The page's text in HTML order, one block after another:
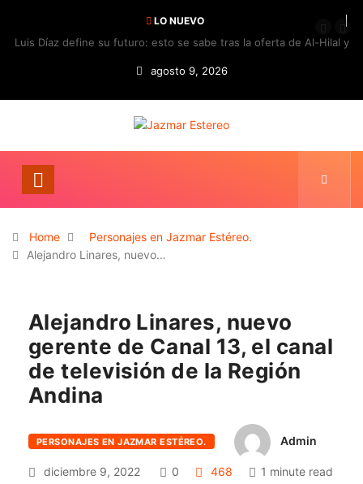
LO NUEVO
Luis Díaz define su futuro: esto se sabe tras la oferta de Al-Hilal y
la respuesta del Bayern
agosto 9, 2026
Home
Personajes en Jazmar Estéreo.
Alejandro Linares, nuevo…
Alejandro Linares, nuevo
gerente de Canal 13, el canal
de televisión de la Región
Andina
PERSONAJES EN JAZMAR ESTÉREO. Admin
diciembre 9, 2022 0 468 1 minute read